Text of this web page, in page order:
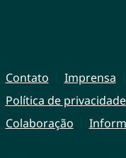
Contato Imprensa
Política de
Colaboração